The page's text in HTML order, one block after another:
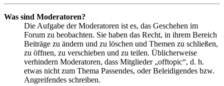
Was sind Moderatoren?
Die Aufgabe der Moderatoren ist es, das Geschehen im
Forum zu beobachten. Sie haben das Recht, in ihrem Bereich
Beiträge zu ändern und zu löschen und Themen zu schließen,
zu öffnen, zu verschieben und zu teilen. Üblicherweise
verhindern Moderatoren, dass Mitglieder „offtopic“, d. h.
etwas nicht zum Thema Passendes, oder Beleidigendes bzw.
Angreifendes schreiben.